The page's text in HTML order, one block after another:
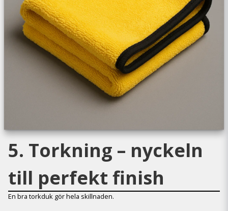
5. Torkning – nyckeln
till perfekt finish
En bra torkduk gör hela skillnaden.